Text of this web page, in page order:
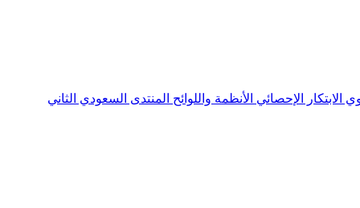
الابتكار الإحصائي الأنظمة واللوائح المنتدى السعودي الثاني